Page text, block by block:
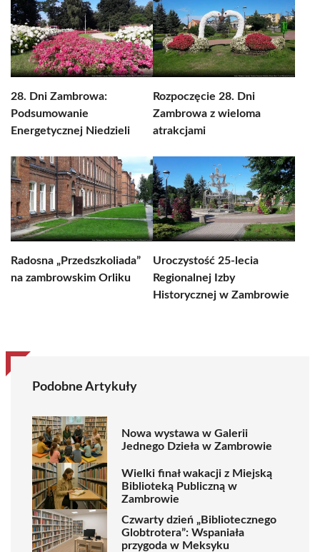
28. Dni Zambrowa:
Podsumowanie
Energetycznej Niedzieli
Rozpoczęcie 28. Dni
Zambrowa z wieloma
atrakcjami
Radosna „Przedszkoliada”
na zambrowskim Orliku
Uroczystość 25-lecia
Regionalnej Izby
Historycznej w Zambrowie
Podobne Artykuły
Nowa wystawa w Galerii
Jednego Dzieła w Zambrowie
Wielki finał wakacji z Miejską
Biblioteką Publiczną w
Zambrowie
Czwarty dzień „Bibliotecznego
Globtrotera”: Wspaniała
przygoda w Meksyku